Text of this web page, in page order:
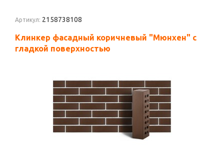
Артикул: 2158738108
Клинкер фасадный коричневый "Мюнхен" с
гладкой поверхностью